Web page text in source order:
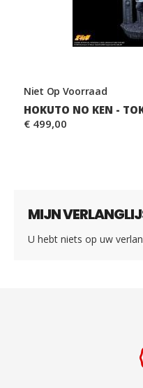
HOKUTO NO KEN -
€ 499,00
Niet Op Voorraad
MIJN
U hebt niets op uw